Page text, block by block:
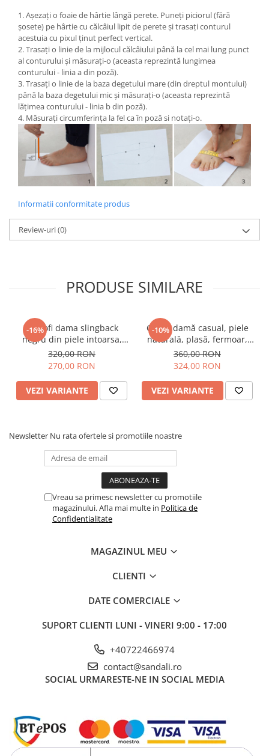
1. Așezați o foaie de hârtie lângă perete. Puneți piciorul (fără
șosete) pe hârtie cu călcâiul lipit de perete și trasați conturul
acestuia cu pixul ținut perfect vertical.
2. Trasați o linie de la mijlocul călcâiului până la cel mai lung punct
al conturului și măsurați-o (aceasta reprezintă lungimea
conturului - linia a din poză).
3. Trasați o linie de la baza degetului mare (din dreptul montului)
până la baza degetului mic și măsurați-o (aceasta reprezintă
lățimea conturului - linia b din poză).
4. Măsurați circumferința la fel ca în poză si notați-o.
Informatii conformitate produs
Review-uri(0)
PRODUSE SIMILARE
-16%
Pantofi dama slingback
negru din piele intoarsa,
varf patrat, toc 4 cm
320,00 RON
270,00 RON
VEZI VARIANTE
-10%
Ghete damă casual, piele
naturală, plasă, fermoar,
laterale decupate, talpă
wedge, negru
360,00 RON
324,00 RON
VEZI VARIANTE
Newsletter Nu rata ofertele si promotiile noastre
Vreau sa primesc newsletter cu promotiile
magazinului. Afla mai multe in Politica de
Confidentialitate
MAGAZINUL MEU
CLIENTI
DATE COMERCIALE
SUPORT CLIENTI LUNI - VINERI 9:00 - 17:00
+40722466974
contact@sandali.ro
SOCIAL URMARESTE-NE IN SOCIAL MEDIA